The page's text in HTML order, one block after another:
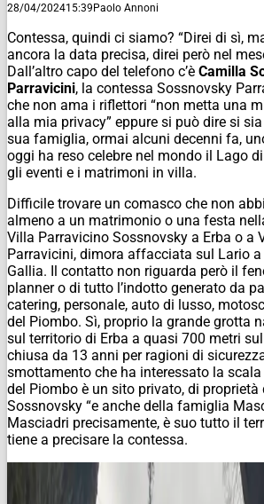
28/04/202415:39Paolo Annoni
Contessa, quindi ci siamo? “Direi di sì,
ancora la data precisa, direi però nel
Dall’altro capo del telefono c’è Camilla
Parravicini, la contessa Sossnovsky
che non ama i riflettori “non metta una
alla mia privacy” eppure si può dire si
sua famiglia, ormai alcuni decenni fa,
oggi ha reso celebre nel mondo il Lago
gli eventi e i matrimoni in villa.
Difficile trovare un comasco che non
almeno a un matrimonio o una festa
Villa Parravicino Sossnovsky a Erba o a
Parravicini, dimora affacciata sul Lario
Gallia. Il contatto non riguarda però il
planner o di tutto l’indotto generato da
catering, personale, auto di lusso,
del Piombo. Sì, proprio la grande grotta
sul territorio di Erba a quasi 700 metri
chiusa da 13 anni per ragioni di
smottamento che ha interessato la
del Piombo è un sito privato, di
Sossnovsky “e anche della famiglia
Masciadri precisamente, è suo tutto il
tiene a precisare la contessa.